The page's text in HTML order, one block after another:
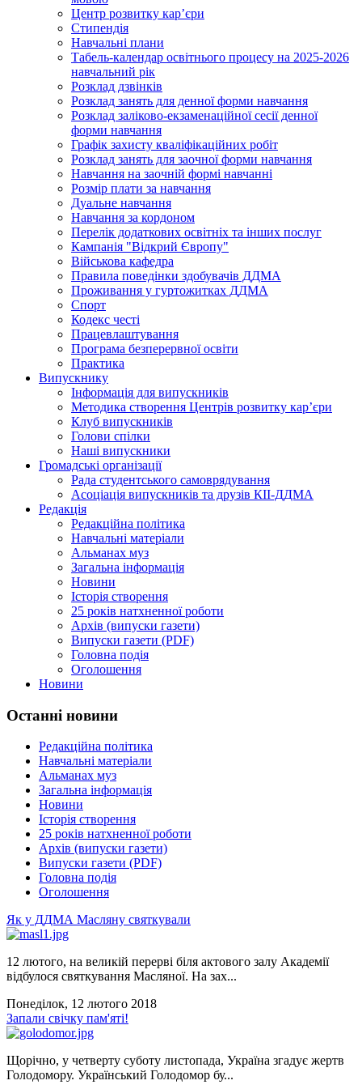
Центр розвитку кар’єри
Стипендія
Навчальні плани
Табель-календар освітнього процесу на 2025-2026
навчальний рік
Розклад дзвінків
Розклад занять для денної форми навчання
Розклад заліково-екзаменаційної сесії денної
форми навчання
Графік захисту кваліфікаційних робіт
Розклад занять для заочної форми навчання
Навчання на заочній формі навчанні
Розмір плати за навчання
Дуальне навчання
Навчання за кордоном
Перелік додаткових освітніх та інших послуг
Кампанія "Відкрий Європу"
Військова кафедра
Правила поведінки здобувачів ДДМА
Проживання у гуртожитках ДДМА
Спорт
Кодекс честі
Працевлаштування
Програма безперервної освіти
Практика
Випускнику
Інформація для випускників
Методика створення Центрів розвитку кар’єри
Клуб випускників
Голови спілки
Наші випускники
Громадські організації
Рада студентського самоврядування
Асоціація випускників та друзів КІІ-ДДМА
Редакція
Редакційна політика
Навчальні матеріали
Альманах муз
Загальна інформація
Новини
Історія створення
25 років натхненної роботи
Архів (випуски газети)
Випуски газети (PDF)
Головна подія
Оголошення
Новини
Останні новини
Редакційна політика
Навчальні матеріали
Альманах муз
Загальна інформація
Новини
Історія створення
25 років натхненної роботи
Архів (випуски газети)
Випуски газети (PDF)
Головна подія
Оголошення
Як у ДДМА Масляну святкували
12 лютого, на великій перерві біля актового залу Академії
відбулося святкування Масляної. На зах...
Понеділок, 12 лютого 2018
Запали свічку пам'яті!
Щорічно, у четверту суботу листопада, Україна згадує жертв
Голодомору. Український Голодомор бу...